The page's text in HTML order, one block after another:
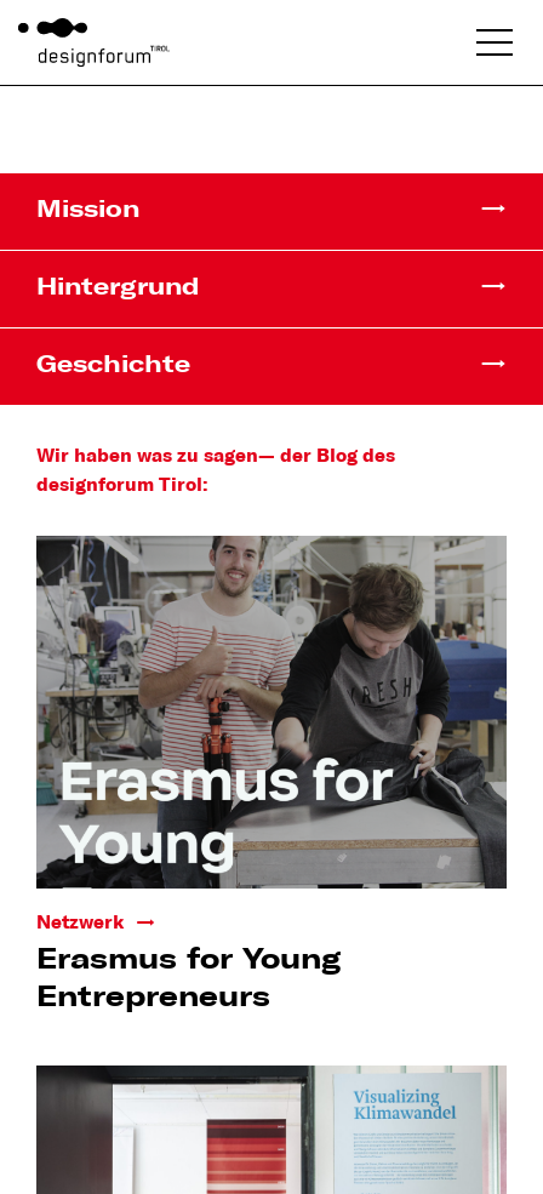
Mission
Hintergrund
Geschichte
Wir haben was zu sagen— der Blog des
designforum Tirol:
Netzwerk
Erasmus for Young
Entrepreneurs